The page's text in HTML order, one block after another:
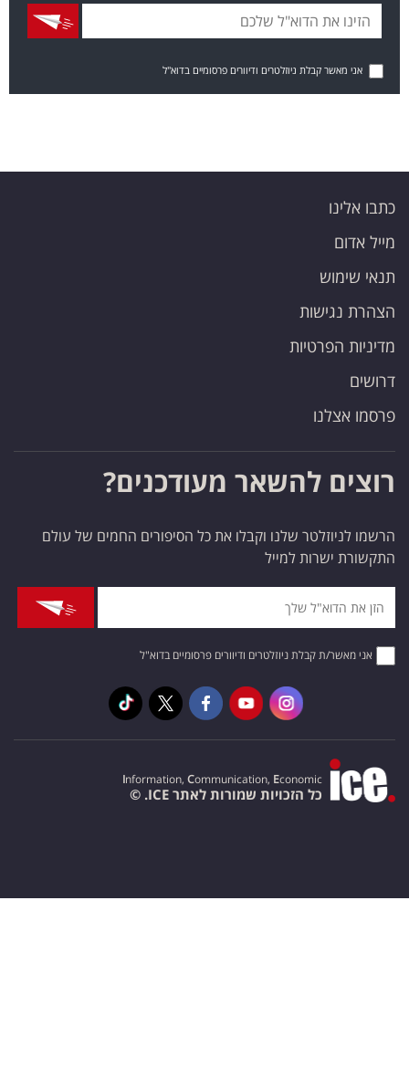
אני מאשר קבלת ניוזלטרים ודיוורים פרסומיים בדוא"ל
כתבו אלינו
מייל אדום
תנאי שימוש
הצהרת נגישות
מדיניות הפרטיות
דרושים
פרסמו אצלנו
רוצים להשאר מעודכנים?
הרשמו לניוזלטר שלנו וקבלו את כל הסיפורים החמים של עולם
התקשורת ישרות למייל
אני מאשר/ת קבלת ניוזלטרים ודיוורים פרסומיים בדוא"ל
Information, Communication, Economic
כל הזכויות שמורות לאתר ICE. ©